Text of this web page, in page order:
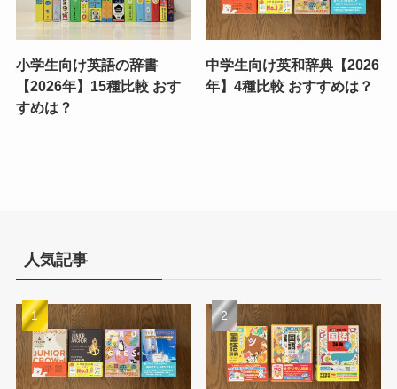
小学生向け英語の辞書
【2026年】15種比較 おす
すめは？
中学生向け英和辞典【2026
年】4種比較 おすすめは？
人気記事